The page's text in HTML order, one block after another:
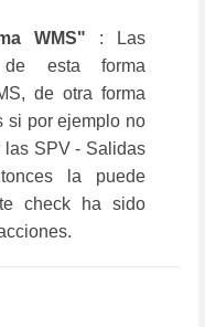
WMS" : Las
de esta forma
de otra forma
si por ejemplo no
las SPV - Salidas
la puede
check ha sido